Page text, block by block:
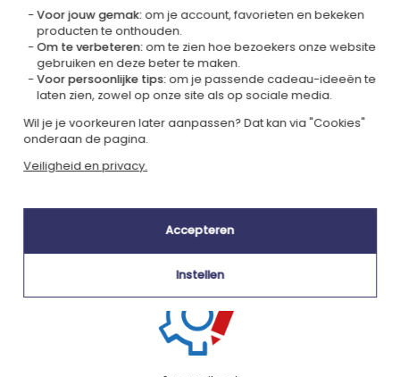
Ons bedrijf Kadocom is
Gecertificeerd
Onze MVO-aanpak
Dit cadeau is
Voor jouw gemak:om je account, favorieten en bekeken
producten te onthouden.
Om te verbeteren:om te zien hoe bezoekers onze website
gebruiken en deze beter te maken.
Voor persoonlijke tips:om je passende cadeau-ideeën te
laten zien, zowel op onze site als op sociale media.
Wil je je voorkeuren later aanpassen? Dat kan via "Cookies"
onderaan de pagina.
Veiligheid en privacy.
Accepteren
Instellen